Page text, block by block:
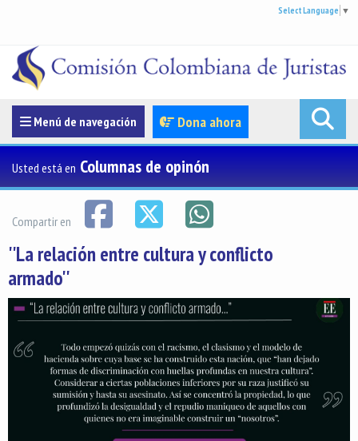
Select Language ▼
Menúde navegación
Menú de navegación Dona ahora
Usted está en Columnas de opinón
Compartir en
''La relación entre cultura y conflicto
armado''